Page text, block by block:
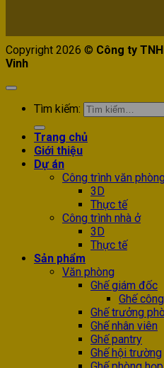
Copyright 2026 © Công ty
Vinh
Tìm kiếm:
Trang chủ
Giới thiệu
Dự án
Công trình văn phòng
3D
Thực tế
Công trình nhà ở
3D
Thực tế
Sản phẩm
Văn phòng
Ghế giám đốc
Ghế
Ghế trưởng
Ghế nhân viên
Ghế pantry
Ghế hội trường